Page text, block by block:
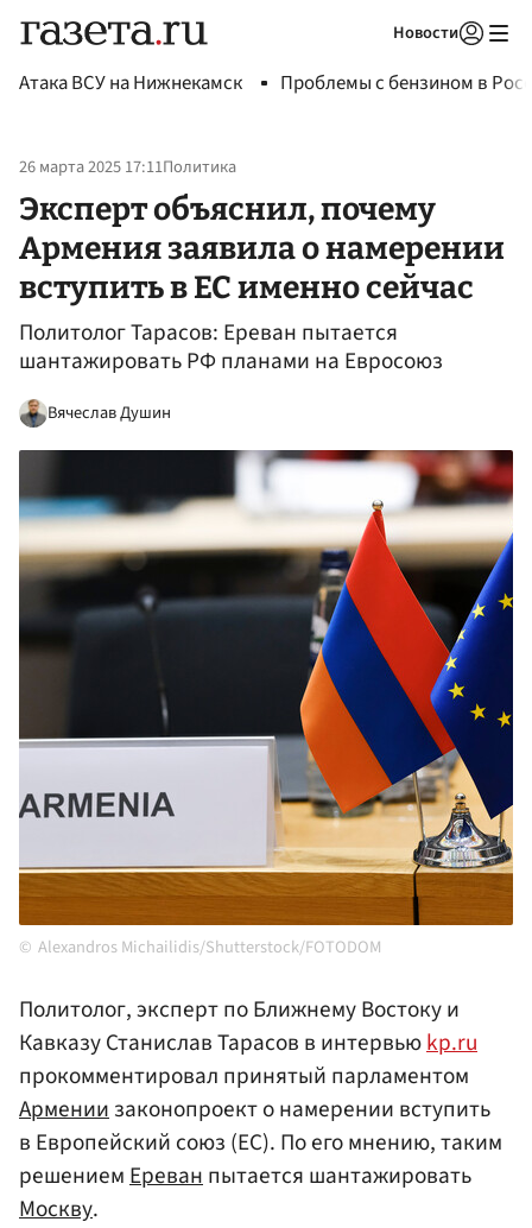
Новости
Атака ВСУ на Нижнекамск Проблемы с бензином в
26 марта 2025 17:11Политика
Эксперт объяснил, почему
Армения заявила о намерении
вступить в ЕС именно сейчас
Политолог Тарасов: Ереван пытается
шантажировать РФ планами на Евросоюз
Вячеслав Душин
Alexandros Michailidis/Shutterstock/FOTODOM
Политолог, эксперт по Ближнему Востоку и
Кавказу Станислав Тарасов в интервьюkp.ru
прокомментировал принятый парламентом
Армениизаконопроект о намерении вступить
в Европейский союз (ЕС). По его мнению, таким
решениемЕреванпытается шантажировать
Москву.